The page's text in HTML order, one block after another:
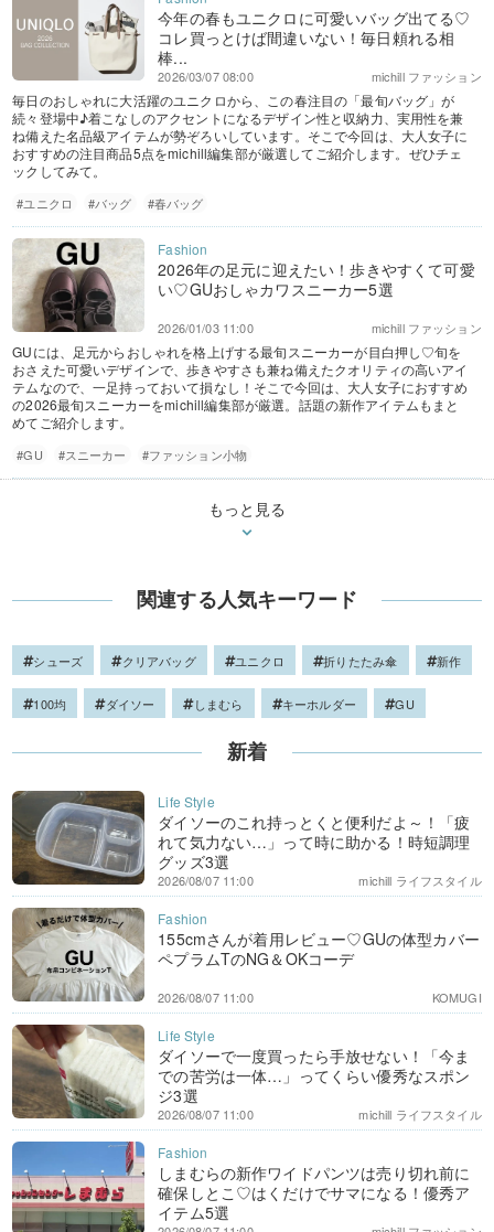
今年の春もユニクロに可愛いバッグ出てる♡
コレ買っとけば間違いない！毎日頼れる相
棒...
michill ファッション
2026/03/07 08:00
毎日のおしゃれに大活躍のユニクロから、この春注目の「最旬バッグ」が
続々登場中♪着こなしのアクセントになるデザイン性と収納力、実用性を兼
ね備えた名品級アイテムが勢ぞろいしています。そこで今回は、大人女子に
おすすめの注目商品5点をmichill編集部が厳選してご紹介します。ぜひチェ
ックしてみて。
#ユニクロ #バッグ #春バッグ
2026年の足元に迎えたい！歩きやすくて可愛
い♡GUおしゃカワスニーカー5選
michill ファッション
2026/01/03 11:00
GUには、足元からおしゃれを格上げする最旬スニーカーが目白押し♡旬を
おさえた可愛いデザインで、歩きやすさも兼ね備えたクオリティの高いアイ
テムなので、一足持っておいて損なし！そこで今回は、大人女子におすすめ
の2026最旬スニーカーをmichill編集部が厳選。話題の新作アイテムもまと
めてご紹介します。
#GU #スニーカー #ファッション小物
もっと見る
関連する人気キーワード
シューズ クリアバッグ ユニクロ 折りたたみ傘 新作
100均 ダイソー しまむら キーホルダー GU
新着
ダイソーのこれ持っとくと便利だよ～！「疲
れて気力ない…」って時に助かる！時短調理
グッズ3選
michill ライフスタイル
2026/08/07 11:00
155cmさんが着用レビュー♡GUの体型カバー
ペプラムTのNG＆OKコーデ
KOMUGI
2026/08/07 11:00
ダイソーで一度買ったら手放せない！「今ま
での苦労は一体…」ってくらい優秀なスポン
ジ3選
michill ライフスタイル
2026/08/07 11:00
しまむらの新作ワイドパンツは売り切れ前に
確保しとこ♡はくだけでサマになる！優秀ア
イテム5選